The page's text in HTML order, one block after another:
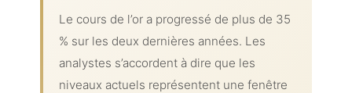
Le cours de l’or a progressé de plus de 35
% sur les deux dernières années. Les
analystes s’accordent à dire que les
niveaux actuels représentent une fenêtre